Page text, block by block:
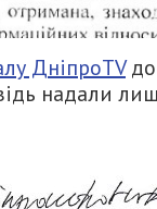
ДніпроTVдо
надали